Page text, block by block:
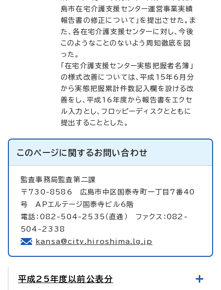
島市在宅介護支援センター運営事業実績
報告書の修正について」を提出させた。ま
た、各在宅介護支援センターに対し、今後
このようなことのないよう周知徹底を図
った。
「在宅介護支援センター実態把握者名簿」
の様式改善については、平成15年6月分
から実態把握累計件数記入欄を設ける改
善をし、平成16年度から報告書をエクセ
ル入力とし、フロッピーディスクとともに
提出することとした。
このページに関するお問い合わせ
監査事務局監査第二課
〒730-8586 広島市中区国泰寺町一丁目7番40
号 APエルテージ国泰寺ビル6階
電話：082-504-2535（直通） ファクス：082-
504-2338
kansa@city.hiroshima.lg.jp
平成25年度以前公表分